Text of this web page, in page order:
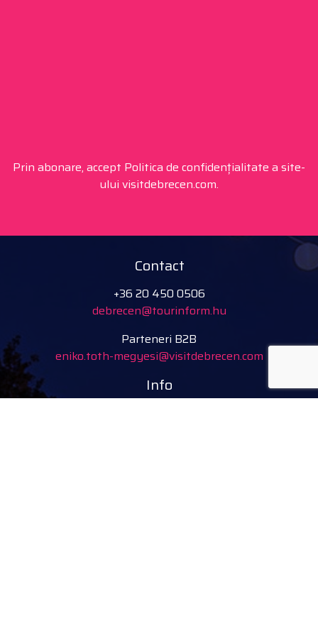
Prin abonare, accept Politica de confidențialitate a site-
ului visitdebrecen.com.
Contact
+36 20 450 0506
debrecen@tourinform.hu
Parteneri B2B
eniko.toth-megyesi@visitdebrecen.com
Info